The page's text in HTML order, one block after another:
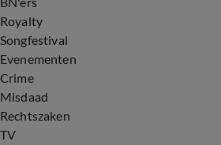
Royalty
Songfestival
Evenementen
Crime
Misdaad
Rechtszaken
TV